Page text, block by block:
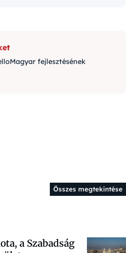
fejlesztésének
Összes megtekintése
a Szabadság